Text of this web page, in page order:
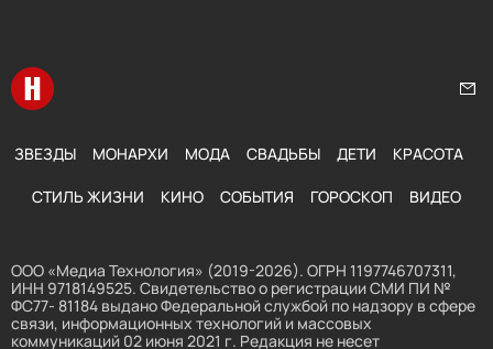
Перейти на главную
ЗВЕЗДЫ МОНАРХИ МОДА СВАДЬБЫ ДЕТИ КРАСОТА
СТИЛЬ ЖИЗНИ КИНО СОБЫТИЯ ГОРОСКОП ВИДЕО
ООО «Медиа Технология» (2019-2026). ОГРН 1197746707311,
ИНН 9718149525. Свидетельство о регистрации СМИ ПИ №
ФС77- 81184 выдано Федеральной службой по надзору в сфере
связи, информационных технологий и массовых
коммуникаций 02 июня 2021 г. Редакция не несет